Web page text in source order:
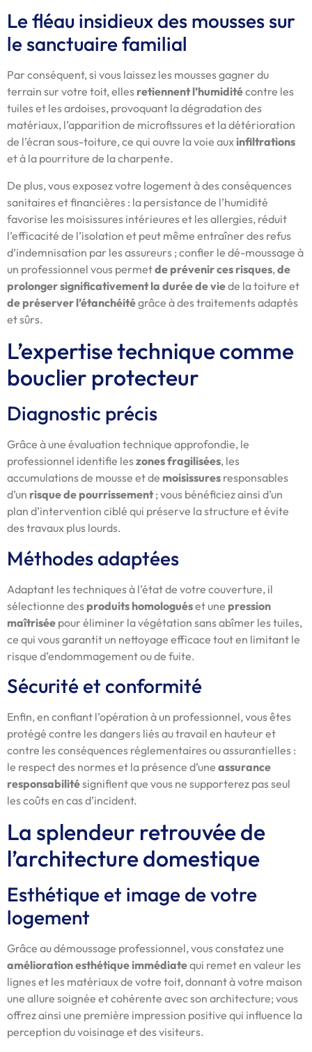
Le fléau insidieux des mousses sur
le sanctuaire familial
Par conséquent, si vous laissez les mousses gagner du
terrain sur votre toit, elles retiennent l’humiditécontre les
tuiles et les ardoises, provoquant la dégradation des
matériaux, l’apparition de microfissures et la détérioration
de l’écran sous-toiture, ce qui ouvre la voie aux infiltrations
et à la pourriture de la charpente.
De plus, vous exposez votre logement à des conséquences
sanitaires et financières : la persistance de l’humidité
favorise les moisissures intérieures et les allergies, réduit
l’efficacité de l’isolation et peut même entraîner des refus
d’indemnisation par les assureurs ; confier le dé-moussage à
un professionnel vous permetde prévenir ces risques, de
prolonger significativement la durée de viede la toiture et
de préserver l’étanchéitégrâce à des traitements adaptés
et sûrs.
L’expertise technique comme
bouclier protecteur
Diagnostic précis
Grâce à une évaluation technique approfondie, le
professionnel identifie leszones fragilisées, les
accumulations de mousse et de moisissures responsables
d’un risque de pourrissement ; vous bénéficiez ainsi d’un
plan d’intervention ciblé qui préserve la structure et évite
des travaux plus lourds.
Méthodes adaptées
Adaptant les techniques à l’état de votre couverture, il
sélectionne des produits homologuéset une pression
maîtrisée pour éliminer la végétation sans abîmer les tuiles,
ce qui vous garantit un nettoyage efficace tout en limitant le
risque d’endommagement ou de fuite.
Sécurité et conformité
Enfin, en confiant l’opération à un professionnel, vous êtes
protégé contre les dangers liés au travail en hauteur et
contre les conséquences réglementaires ou assurantielles :
le respect des normes et la présence d’une assurance
responsabilitésignifient que vous ne supporterez pas seul
les coûts en cas d’incident.
La splendeur retrouvée de
l’architecture domestique
Esthétique et image de votre
logement
Grâce au démoussage professionnel, vous constatez une
amélioration esthétique immédiatequi remet en valeur les
lignes et les matériaux de votre toit, donnant à votre maison
une allure soignée et cohérente avec son architecture; vous
offrez ainsi une première impression positive qui influence la
perception du voisinage et des visiteurs.